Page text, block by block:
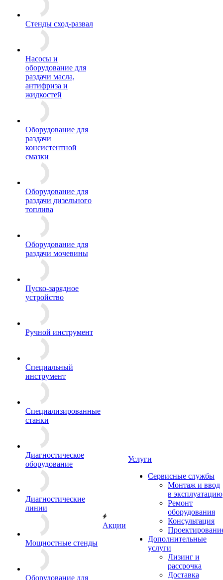
Стенды сход-развал
Насосы и
оборудование для
раздачи масла,
антифриза и
жидкостей
Оборудование для
раздачи
консистентной
смазки
Оборудование для
раздачи дизельного
топлива
Оборудование для
раздачи мочевины
Пуско-зарядное
устройство
Ручной инструмент
Специальный
инструмент
Специализированные
станки
Диагностическое
оборудование
Диагностические
линии
Мощностные стенды
Оборудование для
Акции
Услуги
Сервисные службы
Монтаж и ввод
в эксплуатацию
Ремонт
оборудования
Консультация
Дополнительные
услуги
Лизинг и
рассрочка
Доставка